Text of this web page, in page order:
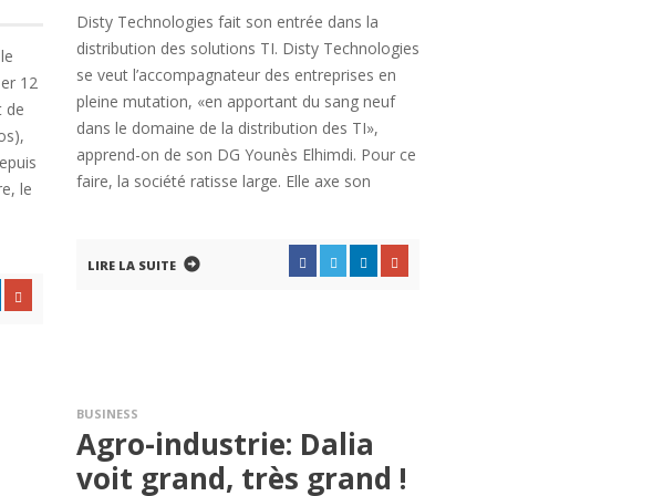
12
de
le
Disty Technologies fait son entrée dans la
distribution des solutions TI. Disty Technologies
se veut l’accompagnateur des entreprises en
pleine mutation, «en apportant du sang neuf
dans le domaine de la distribution des TI»,
apprend-on de son DG Younès Elhimdi. Pour ce
faire, la société ratisse large. Elle axe son
LIRE LA SUITE
BUSINESS
Agro-industrie: Dalia
voit grand, très grand !